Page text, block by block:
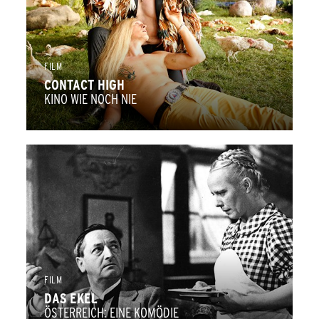
FILM
CONTACT HIGH
KINO WIE NOCH NIE
FILM
DAS EKEL
ÖSTERREICH: EINE KOMÖDIE